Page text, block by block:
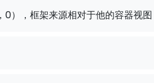
0），框架来源相对于他的容器视图